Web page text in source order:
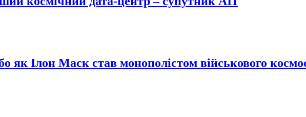
як Ілон Маск став монополістом військового